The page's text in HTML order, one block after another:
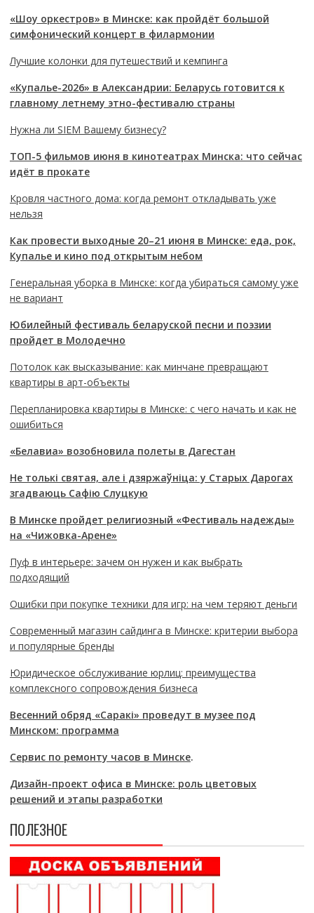
«Шоу оркестров» в Минске: как пройдёт большой
симфонический концерт в филармонии
Лучшие колонки для путешествий и кемпинга
«Купалье-2026» в Александрии: Беларусь готовится к
главному летнему этно-фестивалю страны
Нужна ли SIEM Вашему бизнесу?
ТОП-5 фильмов июня в кинотеатрах Минска: что сейчас
идёт в прокате
Кровля частного дома: когда ремонт откладывать уже
нельзя
Как провести выходные 20–21 июня в Минске: еда, рок,
Купалье и кино под открытым небом
Генеральная уборка в Минске: когда убираться самому уже
не вариант
Юбилейный фестиваль беларуской песни и поэзии
пройдет в Молодечно
Потолок как высказывание: как минчане превращают
квартиры в арт-объекты
Перепланировка квартиры в Минске: с чего начать и как не
ошибиться
«Белавиа» возобновила полеты в Дагестан
Не толькі святая, але і дзяржаўніца: у Старых Дарогах
згадваюць Сафію Слуцкую
В Минске пройдет религиозный «Фестиваль надежды»
на «Чижовка-Арене»
Пуф в интерьере: зачем он нужен и как выбрать
подходящий
Ошибки при покупке техники для игр: на чем теряют деньги
Современный магазин сайдинга в Минске: критерии выбора
и популярные бренды
Юридическое обслуживание юрлиц: преимущества
комплексного сопровождения бизнеса
Весенний обряд «Саракі» проведут в музее под
Минском: программа
Сервис по ремонту часов в Минске.
Дизайн-проект офиса в Минске: роль цветовых
решений и этапы разработки
ПОЛЕЗНОЕ